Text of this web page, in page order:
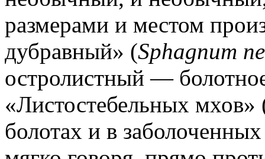
размерами и местом
дубравный» (Sphagnum
остролистный —
«Листостебельных мхов»
болотах и в